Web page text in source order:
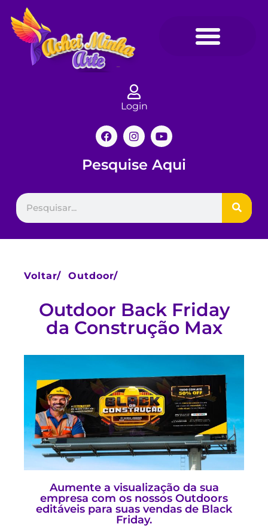
Login
Pesquise Aqui
Voltar/ Outdoor/
Outdoor Back Friday
da Construção Max
Aumente a visualização da sua
empresa com os nossos Outdoors
editáveis para suas vendas de Black
Friday.